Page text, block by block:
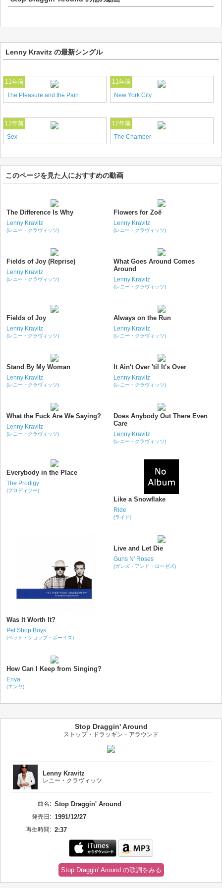
Lenny Kravitz の最新シングル
11年前
The Pleasure and the Pain
11年前
New York City
12年前
Sex
12年前
The Chamber
このページを見た人におすすめの動画
The Difference Is Why
Lenny Kravitz
(レニー・クラヴィッツ)
Flowers for Zoë
Lenny Kravitz
(レニー・クラヴィッツ)
Fields of Joy (Reprise)
Lenny Kravitz
(レニー・クラヴィッツ)
What Goes Around Comes
Around
Lenny Kravitz
(レニー・クラヴィッツ)
Fields of Joy
Lenny Kravitz
(レニー・クラヴィッツ)
Always on the Run
Lenny Kravitz
(レニー・クラヴィッツ)
Stand By My Woman
Lenny Kravitz
(レニー・クラヴィッツ)
It Ain't Over 'til It's Over
Lenny Kravitz
(レニー・クラヴィッツ)
What the Fuck Are We Saying?
Lenny Kravitz
(レニー・クラヴィッツ)
Does Anybody Out There Even
Care
Lenny Kravitz
(レニー・クラヴィッツ)
Everybody in the Place
The Prodigy
(プロディジー)
Like a Snowflake
Ride
(ライド)
Was It Worth It?
Pet Shop Boys
(ペット・ショップ・ボーイズ)
Live and Let Die
Guns N' Roses
(ガンズ・アンド・ローゼズ)
How Can I Keep from Singing?
Enya
(エンヤ)
Stop Draggin' Around
ストップ・ドラッギン・アラウンド
Lenny Kravitz
レニー・クラヴィッツ
曲名: Stop Draggin' Around
発売日: 1991/12/27
再生時間: 2:37
Stop Draggin' Around の歌詞をみる